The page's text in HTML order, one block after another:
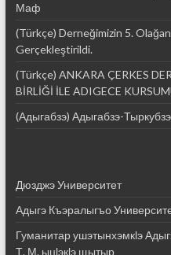
Маф
(Türkçe) Derneğimizin 5.
Gerçekleştirildi.
(Türkçe) ANKARA ÇERKES
BİRLİĞİ İLE ADIGECE
(Адыгабзэ) Адыгабзэ-
Дюзджэ Университет
Адыгэ Къэралыгъо
Гуманитар ушэтынхэмкӏэ
Т. М. ыцӏэкӏэ щытыр